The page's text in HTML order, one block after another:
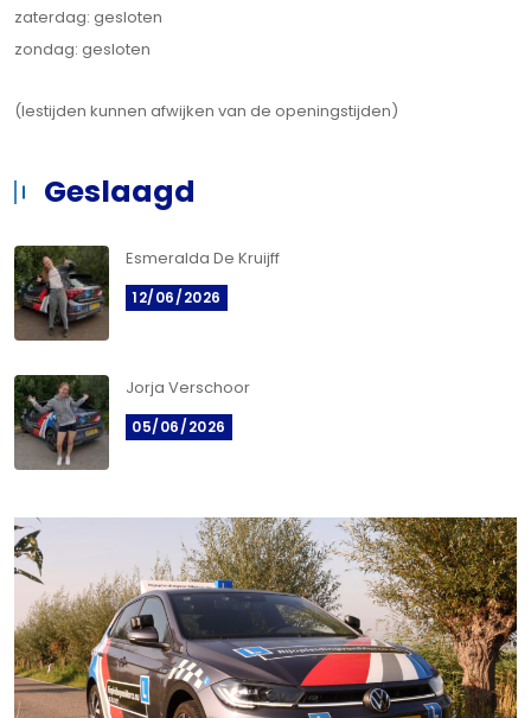
zaterdag: gesloten
zondag: gesloten
(lestijden kunnen afwijken van de openingstijden)
Geslaagd
Esmeralda De Kruijff
12/06/2026
Jorja Verschoor
05/06/2026